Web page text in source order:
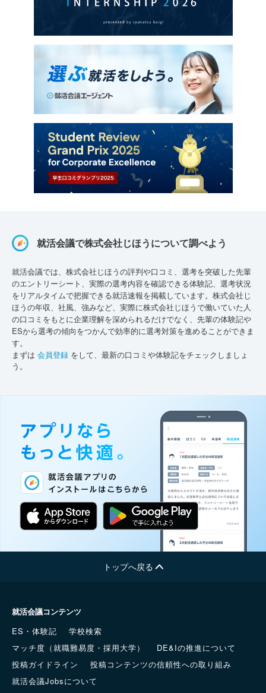
就活会議で株式会社じほうについて調べよう
就活会議では、株式会社じほうの評判や口コミ、選考を突破した先輩
のエントリーシート、実際の選考内容を確認できる体験記、選考状況
をリアルタイムで把握できる就活速報を掲載しています。株式会社じ
ほうの年収、社風、強みなど、実際に株式会社じほうで働いていた人
の口コミをもとに企業理解を深められるだけでなく、先輩の体験記や
ESから選考の傾向をつかんで効率的に選考対策を進めることができま
す。
まずは 会員登録 をして、最新の口コミや体験記をチェックしましょ
う。
トップへ戻る
就活会議コンテンツ
ES・体験記
学校検索
マッチ度（就職難易度・採用大学）
DE&Iの推進について
投稿ガイドライン
投稿コンテンツの信頼性への取り組み
就活会議Jobsについて